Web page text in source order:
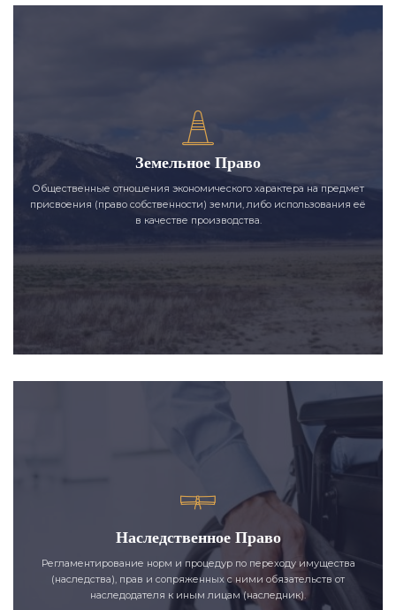
Земельное Право
Общественные отношения экономического характера на предмет
присвоения (право собственности) земли, либо использования её
в качестве производства.
Наследственное Право
Регламентирование норм и процедур по переходу имущества
(наследства), прав и сопряженных с ними обязательств от
наследодателя к иным лицам (наследник).